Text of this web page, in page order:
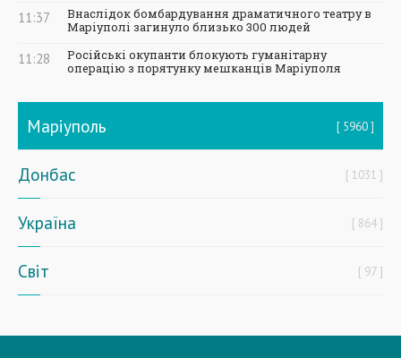
11:37
Внаслідок бомбардування драматичного театру в
Маріуполі загинуло близько 300 людей
11:28
Російські окупанти блокують гуманітарну
операцію з порятунку мешканців Маріуполя
Маріуполь 5960
Донбас 1031
Україна 864
Світ 97